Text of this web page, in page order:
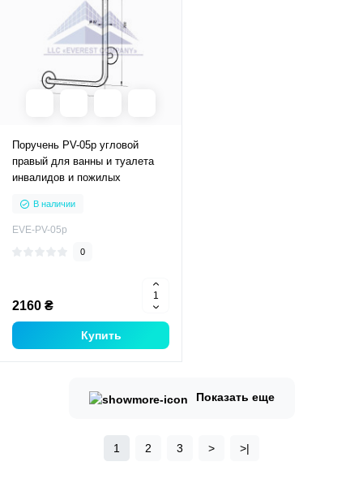
Поручень PV-05р угловой
правый для ванны и туалета
инвалидов и пожилых
В наличии
EVE-PV-05р
0
2160 ₴
Купить
Показать еще
1 2 3 > >|